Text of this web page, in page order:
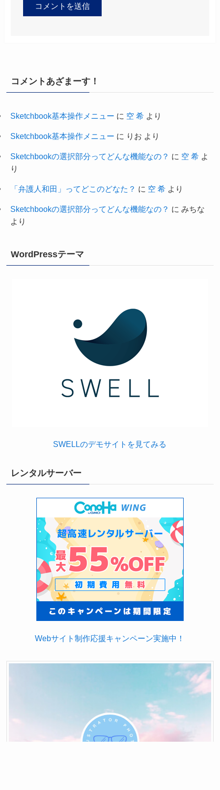
コメントあざまーす！
Sketchbook基本操作メニュー に 空 希 より
Sketchbook基本操作メニュー に りお より
Sketchbookの選択部分ってどんな機能なの？ に 空 希 よ
り
「弁護人和田」ってどこのどなた？ に 空 希 より
Sketchbookの選択部分ってどんな機能なの？ にみちな
より
WordPressテーマ
SWELLのデモサイトを見てみる
レンタルサーバー
Webサイト制作応援キャンペーン実施中！